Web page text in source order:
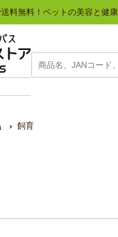
料無料！ペットの美容と健
飼育